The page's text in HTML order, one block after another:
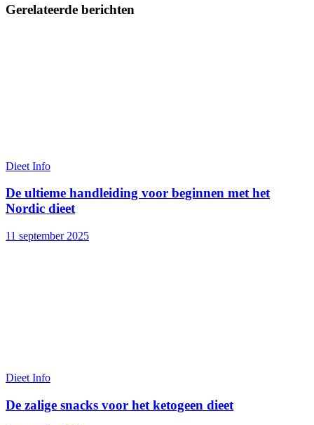
Gerelateerde berichten
Dieet Info
De ultieme handleiding voor beginnen met het
Nordic dieet
11 september 2025
Dieet Info
De zalige snacks voor het ketogeen dieet